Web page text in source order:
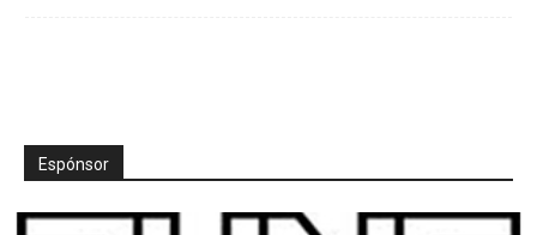
Espónsor